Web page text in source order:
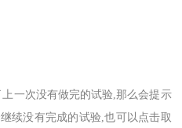
一次没有做完的试验,那么会提示
续没有完成的试验,也可以点击取